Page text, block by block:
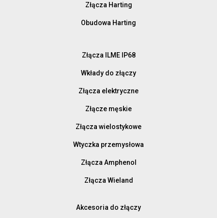
Złącza Harting
Obudowa Harting
Złącza ILME IP68
Wkłady do złączy
Złącza elektryczne
Złącze męskie
Złącza wielostykowe
Wtyczka przemysłowa
Złącza Amphenol
Złącza Wieland
Akcesoria do złączy